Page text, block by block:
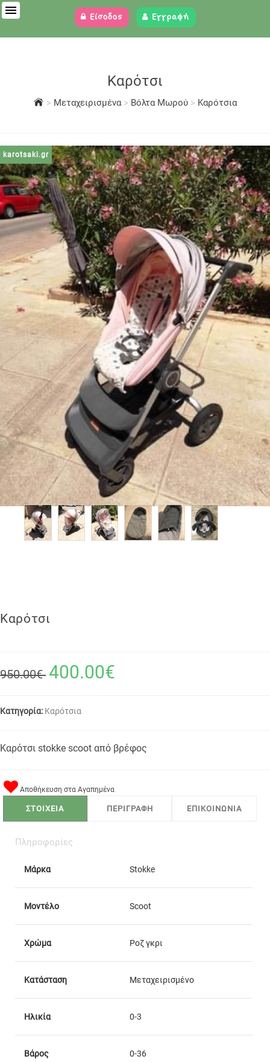
Είσοδος Εγγραφή
Καρότσι
> Μεταχειρισμένα > Βόλτα Μωρού > Καρότσια
karotsaki.gr
Καρότσι
950.00€ 400.00€
Κατηγορία: Καρότσια
Καρότσι stokke scoot από βρέφος
Αποθήκευση στα Αγαπημένα
ΣΤΟΙΧΕΙΑ ΠΕΡΙΓΡΑΦΗ ΕΠΙΚΟΙΝΩΝΙΑ
Πληροφορίες
Μάρκα Stokke
Μοντέλο Scoot
Χρώμα Ροζ γκρι
Κατάσταση Μεταχειρισμένο
Ηλικία 0-3
Βάρος 0-36